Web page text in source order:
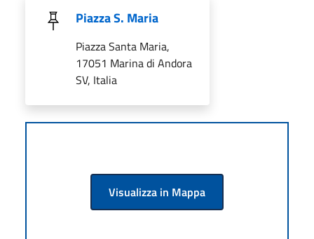
Piazza S. Maria
Piazza Santa Maria,
17051 Marina di Andora
SV, Italia
Visualizza in Mappa